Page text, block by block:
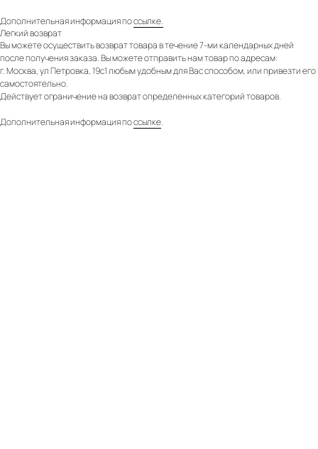
Дополнительная информация поссылке.
Легкий возврат
Вы можете осуществить возврат товара в течение 7-ми календарных дней
после получения заказа. Вы можете отправить нам товар по адресам:
г. Москва, ул Петровка, 19с1 любым удобным для Вас способом, или привезти его
самостоятельно.
Действует ограничение на возврат определенных категорий товаров.
Дополнительная информация поссылке.